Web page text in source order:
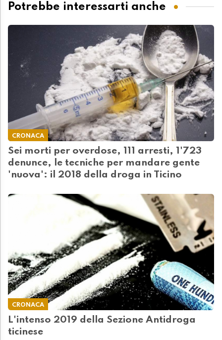
Potrebbe interessarti anche
CRONACA
Sei morti per overdose, 111 arresti, 1'723
denunce, le tecniche per mandare gente
'nuova': il 2018 della droga in Ticino
CRONACA
L'intenso 2019 della Sezione Antidroga
ticinese